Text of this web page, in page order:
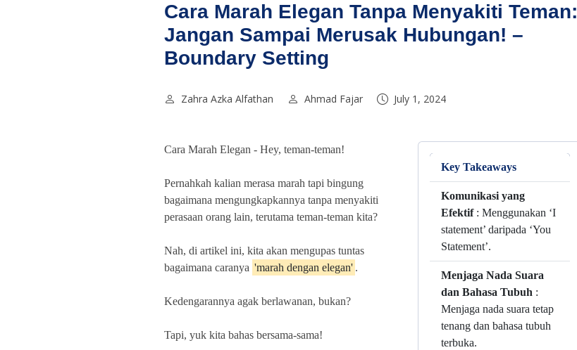
Cara Marah Elegan Tanpa Menyakiti Teman:
Jangan Sampai Merusak Hubungan! –
Boundary Setting
Zahra Azka Alfathan Ahmad Fajar July 1, 2024
Cara Marah Elegan - Hey, teman-teman!
Pernahkah kalian merasa marah tapi bingung
bagaimana mengungkapkannya tanpa menyakiti
perasaan orang lain, terutama teman-teman kita?
Nah, di artikel ini, kita akan mengupas tuntas
bagaimana caranya 'marah dengan elegan' .
Kedengarannya agak berlawanan, bukan?
Tapi, yuk kita bahas bersama-sama!
Key Takeaways
Komunikasi yang
Efektif: Menggunakan ‘I
statement’ daripada ‘You
Statement’.
Menjaga Nada Suara
dan Bahasa Tubuh :
Menjaga nada suara tetap
tenang dan bahasa tubuh
terbuka.